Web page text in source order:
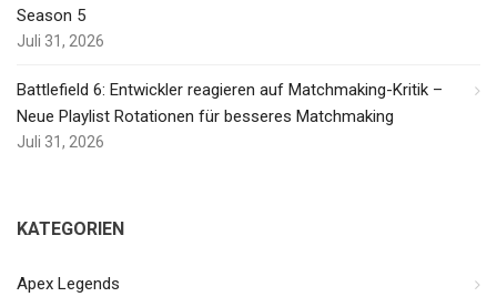
Season 5
Juli 31, 2026
Battlefield 6: Entwickler reagieren auf Matchmaking-Kritik –
Neue Playlist Rotationen für besseres Matchmaking
Juli 31, 2026
KATEGORIEN
Apex Legends